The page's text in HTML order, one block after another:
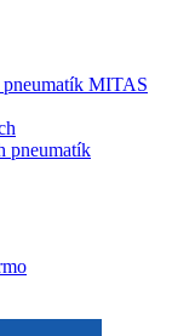
MITAS
pneumatík